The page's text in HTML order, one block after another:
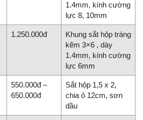
1.4mm, kính cường
lực 8, 10mm
1.250.000đ
Khung sắt hộp tráng
kẽm 3×6 , dày
1.4mm, kính cường
lực 6mm
550.000đ –
650.000đ
Sắt hộp 1,5 x 2,
chia ô 12cm, sơn
dầu